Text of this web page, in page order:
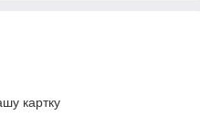
картку